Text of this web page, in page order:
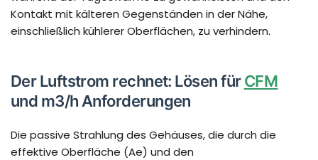
Kontakt mit kälteren Gegenständen in der Nähe,
einschließlich kühlerer Oberflächen, zu verhindern.
Der Luftstrom rechnet: Lösen fürCFM
und m3/h Anforderungen
Die passive Strahlung des Gehäuses, die durch die
effektive Oberfläche (Ae) und den